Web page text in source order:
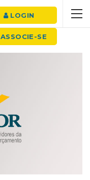
LOGIN
ASSOCIE-SE